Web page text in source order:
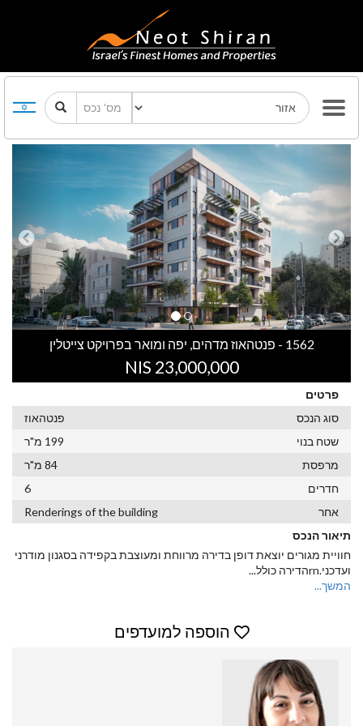
Previous Next
1562 - פנטהאוז מדהים, יפה ומואר בפרויקט צייטלין
23,000,000 NIS
פרטים
סוג הנכס
פנטהאוז
שטח בנוי
199 מ"ר
מרפסת
84 מ"ר
חדרים
6
אחר
Renderings of the building
תיאור הנכס
חוויית מגורים יוצאת דופן בדירה מרווחת ומעוצבת בקפידה בסגנון מודרני
ועדכני.rnהדירה כולל
...
המשך...
הוספה למועדפים